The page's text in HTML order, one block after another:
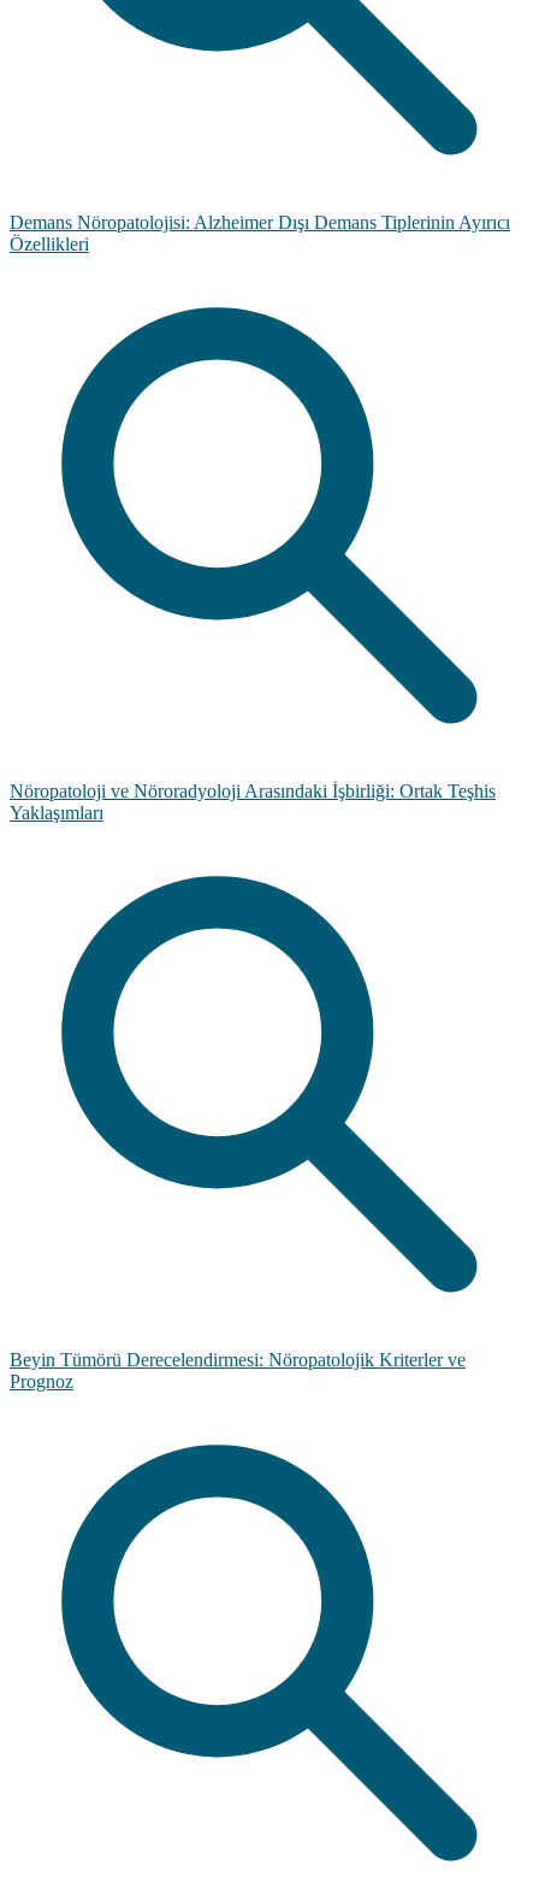
Demans Nöropatolojisi: Alzheimer Dışı Demans Tiplerinin Ayırıcı
Özellikleri
Nöropatoloji ve Nöroradyoloji Arasındaki İşbirliği: Ortak Teşhis
Yaklaşımları
Beyin Tümörü Derecelendirmesi: Nöropatolojik Kriterler ve
Prognoz